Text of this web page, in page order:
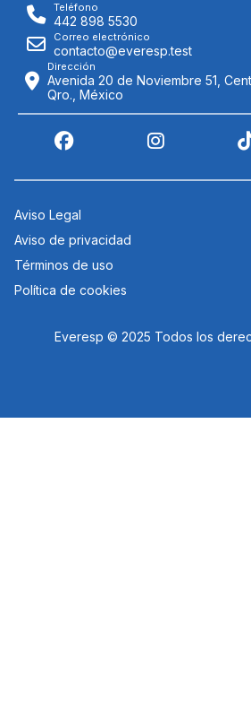
Teléfono
442 898 5530
Correo electrónico
contacto@everesp.test
Dirección
Avenida 20 de Noviembre 51,
Qro., México
Aviso Legal
Aviso de privacidad
Términos de uso
Política de cookies
Everesp © 2025 Todos los